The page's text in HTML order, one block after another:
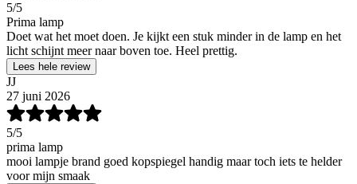
5/5
Prima lamp
Doet wat het moet doen. Je kijkt een stuk minder in de lamp en het
licht schijnt meer naar boven toe. Heel prettig.
Lees hele review
JJ
27 juni 2026
5/5
prima lamp
mooi lampje brand goed kopspiegel handig maar toch iets te helder
voor mijn smaak